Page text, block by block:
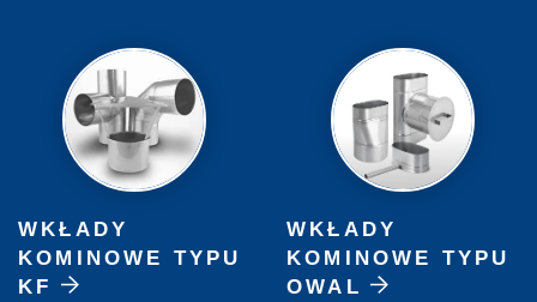
WKŁADY
KOMINOWE TYPU
KF
WKŁADY
KOMINOWE TYPU
OWAL